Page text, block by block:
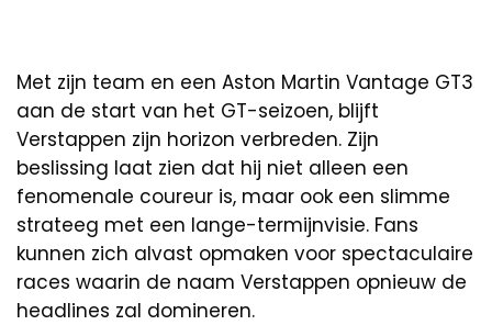
Met zijn team en een Aston Martin Vantage GT3
aan de start van het GT-seizoen, blijft
Verstappen zijn horizon verbreden. Zijn
beslissing laat zien dat hij niet alleen een
fenomenale coureur is, maar ook een slimme
strateeg met een lange-termijnvisie. Fans
kunnen zich alvast opmaken voor spectaculaire
races waarin de naam Verstappen opnieuw de
headlines zal domineren.